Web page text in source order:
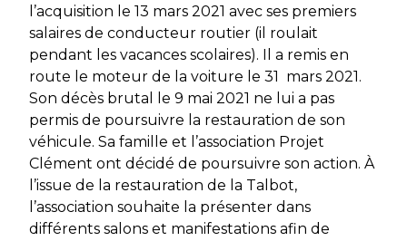
l’acquisition le 13 mars 2021 avec ses premiers
salaires de conducteur routier (il roulait
pendant les vacances scolaires). Il a remis en
route le moteur de la voiture le 31 mars 2021.
Son décès brutal le 9 mai 2021 ne lui a pas
permis de poursuivre la restauration de son
véhicule. Sa famille et l’association Projet
Clément ont décidé de poursuivre son action. À
l’issue de la restauration de la Talbot,
l’association souhaite la présenter dans
différents salons et manifestations afin de